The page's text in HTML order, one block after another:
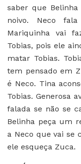
saber que
noivo. Neco
Mariquinha vai
Tobias, pois ele
matar Tobias.
tem pensado em
é Neco. Tina
Tobias. Generosa
falada se não se
Belinha peça um
a Neco que vai se
ele esqueça Zuca.